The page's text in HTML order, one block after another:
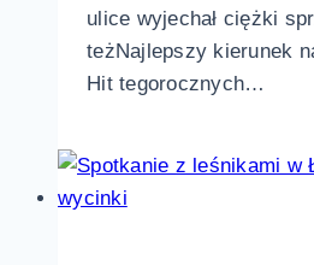
ulice wyjechał ciężki
teżNajlepszy kierunek
Hit tegorocznych…